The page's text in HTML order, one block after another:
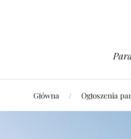
Główna Ogłoszenia